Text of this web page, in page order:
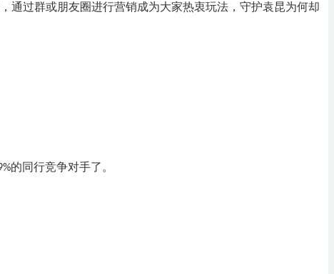
通过群或朋友圈进行营销成为大家热衷玩法，守护袁昆为何却
的同行竞争对手了。